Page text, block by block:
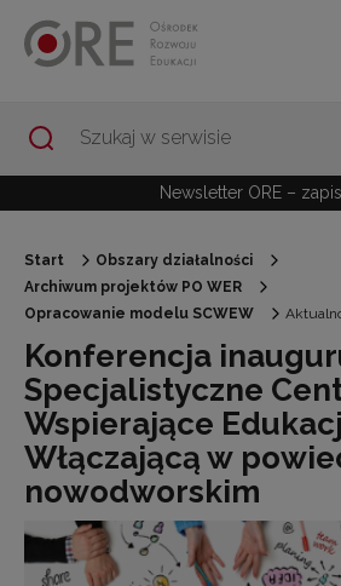
Newsletter ORE –
Start
Obszary działalności
Archiwum projektów PO WER
Opracowanie modelu SCWEW
Konferencja
Specjalistyczne
Wspierające
Włączającą w
nowodworskim